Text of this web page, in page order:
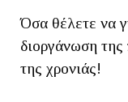
Όσα θέλετε να
διοργάνωση της
της χρονιάς!